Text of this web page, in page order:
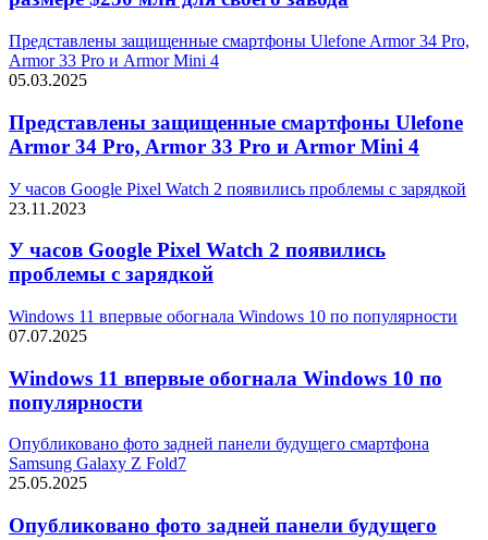
Представлены защищенные смартфоны Ulefone Armor 34 Pro,
Armor 33 Pro и Armor Mini 4
05.03.2025
Представлены защищенные смартфоны Ulefone
Armor 34 Pro, Armor 33 Pro и Armor Mini 4
У часов Google Pixel Watch 2 появились проблемы с зарядкой
23.11.2023
У часов Google Pixel Watch 2 появились
проблемы с зарядкой
Windows 11 впервые обогнала Windows 10 по популярности
07.07.2025
Windows 11 впервые обогнала Windows 10 по
популярности
Опубликовано фото задней панели будущего смартфона
Samsung Galaxy Z Fold7
25.05.2025
Опубликовано фото задней панели будущего